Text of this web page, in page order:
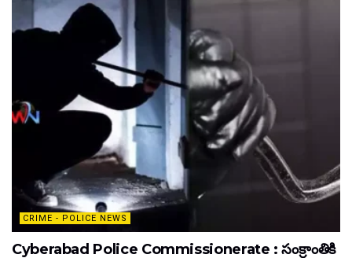
CRIME - POLICE NEWS
Cyberabad Police Commissionerate : సంక్రాంతికి